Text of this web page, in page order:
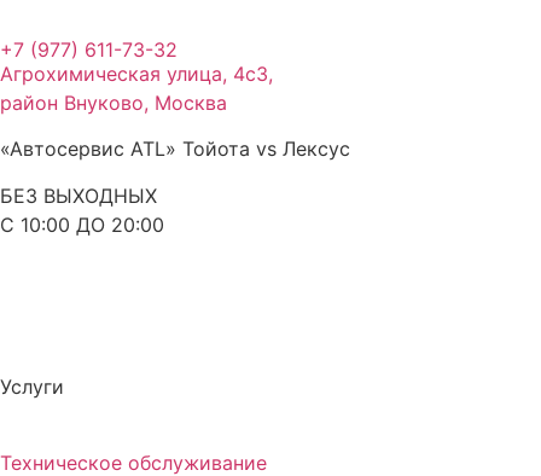
+7 (977) 611-73-32
Агрохимическая улица, 4с3,
район Внуково, Москва
«Автосервис ATL» Тойота vs Лексус
БЕЗ ВЫХОДНЫХ
С 10:00 ДО 20:00
Услуги
Техническое обслуживание